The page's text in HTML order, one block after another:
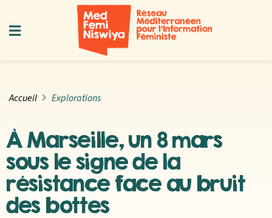
Accueil Explorations
À Marseille, un 8 mars
sous le signe de la
résistance face au bruit
des bottes